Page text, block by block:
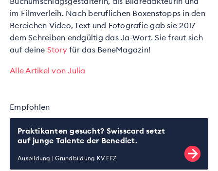
im Filmverleih. Nach beruflichen Boxenstopps in den
Bereichen Video, Text und Fotografie gab sie 2017
dem Schreiben endgültig das Ja-Wort. Sie freut sich
auf deine Story für das BeneMagazin!
Alle Artikel von Julia
Empfohlen
Praktikanten gesucht? Swisscard setzt
auf junge Talente der Benedict.
Ausbildung Grundbildung KV EFZ